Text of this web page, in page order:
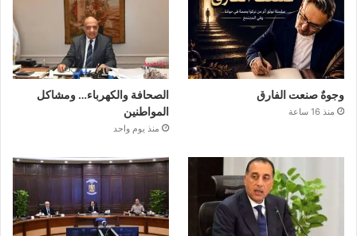
وجوهٌ صنعت الفارق
منذ 16 ساعة
الصحافة والكهرباء… ومشاكل
المواطنين
منذ يوم واحد